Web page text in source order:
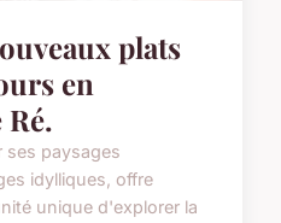
plats
en
ses paysages
idylliques, offre
unique d'explorer la